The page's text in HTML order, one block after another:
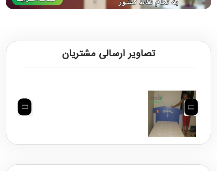
تصاویر ارسالی مشتریان